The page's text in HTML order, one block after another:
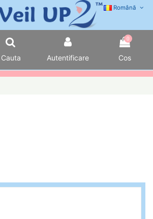
Română
Cauta Autentificare
0
Cos